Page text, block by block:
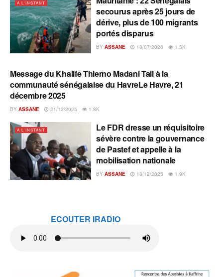
A L'INSTANT
secourus après 25 jours de
dérive, plus de 100 migrants
portés disparus
BY ASSANE 18/07/2026 1.5K
A L'INSTANT
Message du Khalife Thierno Madani Tall à la
communauté sénégalaise du HavreLe Havre, 21
décembre 2025
BY ASSANE 21/12/2025 1.8K
A L'INSTANT
Le FDR dresse un réquisitoire
sévère contre la gouvernance
de Pastef et appelle à la
mobilisation nationale
BY ASSANE 18/12/2025 1.9K
ECOUTER IRADIO